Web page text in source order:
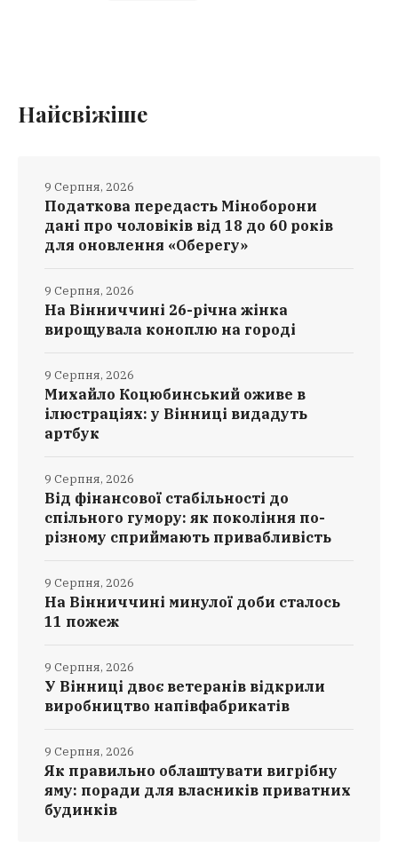
Найсвіжіше
Податкова передасть Міноборони
дані про чоловіків від 18 до 60 років
для оновлення «Оберегу»
9 Серпня, 2026
На Вінниччині 26-річна жінка
вирощувала коноплю на городі
9 Серпня, 2026
Михайло Коцюбинський оживе в
ілюстраціях: у Вінниці видадуть
артбук
9 Серпня, 2026
Від фінансової стабільності до
спільного гумору: як покоління по-
різному сприймають привабливість
9 Серпня, 2026
На Вінниччині минулої доби сталось
11 пожеж
9 Серпня, 2026
У Вінниці двоє ветеранів відкрили
виробництво напівфабрикатів
9 Серпня, 2026
Як правильно облаштувати вигрібну
яму: поради для власників приватних
будинків
9 Серпня, 2026